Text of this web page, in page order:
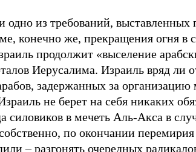
одно из требований, выставленных
конечно же, прекращения огня в
продолжит «выселение
Иерусалима. Израиль вряд ли
задержанных за организацию
не берет на себя никаких
силовиков в мечеть Аль-Акса в
по окончании
– разгонять очередных